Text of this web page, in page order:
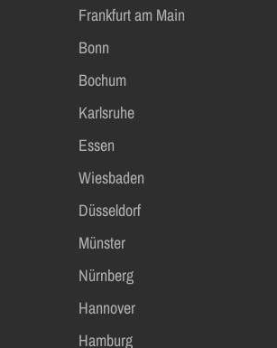
Frankfurt am Main
Bonn
Bochum
Karlsruhe
Essen
Wiesbaden
Düsseldorf
Münster
Nürnberg
Hannover
Hamburg